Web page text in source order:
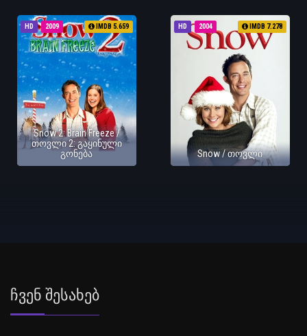
HD 2009 IMDB 5.659
Snow 2: Brain Freeze /
თოვლი 2: გაყინული
გონება
HD 2004 IMDB 7.278
Snow / თოვლი
Ჩვენ Შესახებ